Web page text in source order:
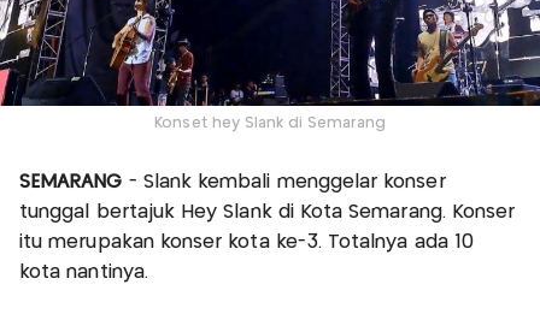
Konset hey Slank di Semarang
SEMARANG - Slank kembali menggelar konser
tunggal bertajuk Hey Slank di Kota Semarang. Konser
itu merupakan konser kota ke-3. Totalnya ada 10
kota nantinya.